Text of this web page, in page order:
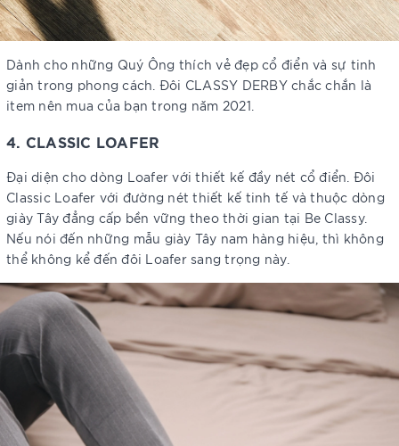
Dành cho những Quý Ông thích vẻ đẹp cổ điển và sự tinh
giản trong phong cách. Đôi CLASSY DERBY chắc chắn là
item nên mua của bạn trong năm 2021.
4. CLASSIC LOAFER
Đại diện cho dòng Loafer với thiết kế đầy nét cổ điển. Đôi
Classic Loafer với đường nét thiết kế tinh tế và thuộc dòng
giày Tây đẳng cấp bền vững theo thời gian tại Be Classy.
Nếu nói đến những mẫu giày Tây nam hàng hiệu, thì không
thể không kể đến đôi Loafer sang trọng này.